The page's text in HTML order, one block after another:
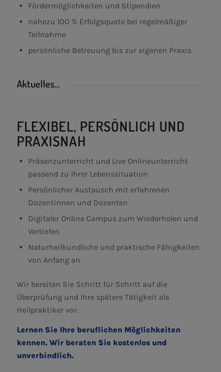
Fördermöglichkeiten und Stipendien
nahezu 100 % Erfolgsquote bei regelmäßiger
Teilnahme
persönliche Betreuung bis zur eigenen Praxis
Aktuelles…
FLEXIBEL, PERSÖNLICH UND
PRAXISNAH
Präsenzunterricht und Live Onlineunterricht
passend zu Ihrer Lebenssituation
Persönlicher Austausch mit erfahrenen
Dozentinnen und Dozenten
Digitaler Online Campus zum Wiederholen und
Vertiefen
Naturheilkundliche und praktische Fähigkeiten
von Anfang an
Wir bereiten Sie Schritt für Schritt auf die
Überprüfung und Ihre spätere Tätigkeit als
Heilpraktiker vor.
Lernen Sie Ihre beruflichen Möglichkeiten
kennen. Wir beraten Sie kostenlos und
unverbindlich.